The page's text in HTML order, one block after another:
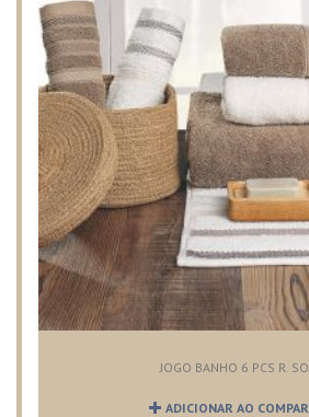
JOGO BANHO 6 PCS R.
ADICIONAR AO